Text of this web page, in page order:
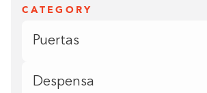
CATEGORY
Puertas
Despensa